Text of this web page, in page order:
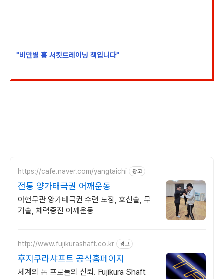
"비만별 홈 서킷트레이닝 책입니다"
https://cafe.naver.com/yangtaichi 광고
전통 양가태극권 어깨운동
아헌무관 양가태극권 수련 도장, 호신술, 무
기술, 체력증진 어깨운동
http://www.fujikurashaft.co.kr 광고
후지쿠라샤프트 공식홈페이지
세계의 톱 프로들의 신뢰. Fujikura Shaft